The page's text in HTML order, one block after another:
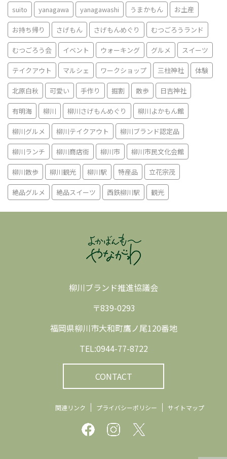
suito yanagawa yanagawashi うまかもん お土産
お持ち帰り さげもん さげもんめぐり むつごろうランド
むつごろう会 イベント ウォーキング グルメ スイーツ
テイクアウト マルシェ ワークショップ 三柱神社 体験
北原白秋 可愛い 手作り 掘割 散歩 日吉神社
有明海 柳川 柳川さげもんめぐり 柳川よかもん館
柳川グルメ 柳川テイクアウト 柳川ブランド認定品
柳川ランチ 柳川商店街 柳川市 柳川市民文化会館
柳川散歩 柳川観光 柳川駅 特産品 立花宗茂
絶品グルメ 絶品スイーツ 西鉄柳川駅 観光
柳川ブランド推進協議会
〒839-0293
福岡県柳川市大和町鷹ノ尾120番地
TEL:0944-77-8722
CONTACT
関連リンク プライバシーポリシー サイトマップ